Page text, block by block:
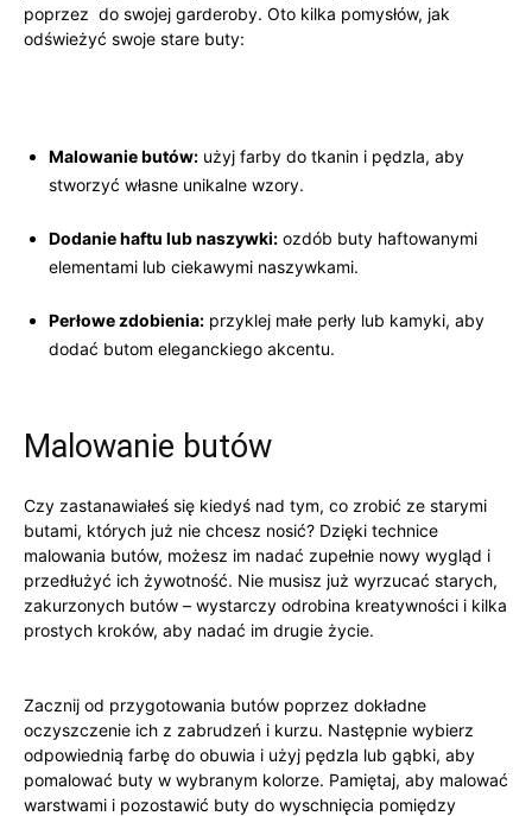
poprzez ‌ do swojej garderoby. Oto kilka pomysłów, ​jak
‌odświeżyć swoje stare buty:
Malowanie butów: użyj farby do tkanin ⁣i pędzla, aby
stworzyć‌ własne unikalne wzory.
Dodanie haftu ⁤lub naszywki: ozdób‍ buty haftowanymi
elementami lub ciekawymi naszywkami.
Perłowe ‍zdobienia: przyklej małe perły ⁣lub​ kamyki,⁤ aby
dodać butom eleganckiego akcentu.
Malowanie butów
Czy zastanawiałeś‍ się kiedyś nad tym,‌ co zrobić ‌ze starymi⁢
butami, których już nie chcesz nosić? ⁤Dzięki technice
malowania⁢ butów, możesz im nadać zupełnie nowy wygląd ‍i
⁤przedłużyć ich żywotność. Nie musisz już wyrzucać starych,
zakurzonych butów​ – wystarczy odrobina kreatywności i kilka
prostych‍ kroków, aby nadać im drugie życie.
Zacznij od przygotowania butów ⁣poprzez dokładne
oczyszczenie ich z⁢ zabrudzeń i⁤ kurzu. Następnie wybierz
odpowiednią farbę do obuwia i użyj pędzla lub gąbki, aby
pomalować buty w wybranym kolorze.‌ Pamiętaj, aby malować
warstwami i pozostawić ⁤buty do ⁤wyschnięcia ‍pomiędzy